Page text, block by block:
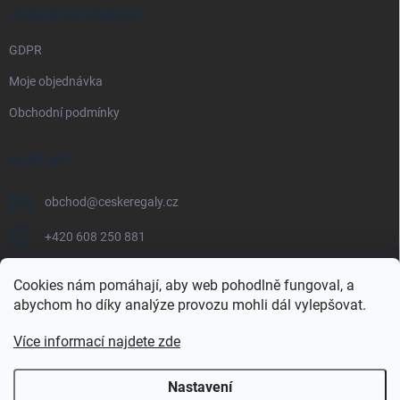
Cookies nám pomáhají, aby web pohodlně fungoval, a
abychom ho díky analýze provozu mohli dál vylepšovat.
Více informací najdete zde
Nastavení
PRÁVNÍ INFORMACE
GDPR
Moje objednávka
Obchodní podmínky
KONTAKT
obchod@ceskeregaly.cz
+420 608 250 881